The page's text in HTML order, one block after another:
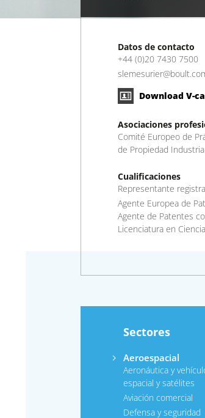
Datos de contacto
+44 (0)20 7430 7500
Download V-
Asociaciones
Comité Europeo de
de Propiedad
Cualificaciones
Representante
Agente Europea de
Agente de Patentes
Licenciatura en
Sectores
Aeroespacial
Aeronáutica y
espacial y satélites
Aviación comercial
Defensa y seguridad